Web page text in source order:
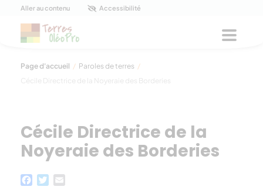
Panneau de gestion des cookies
Aller au contenu Accessibilité
Page d'accueil / Paroles de terres /
Cécile Directrice de la Noyeraie des Borderies
Cécile Directrice de la
Noyeraie des Borderies
Facebook
Twitter